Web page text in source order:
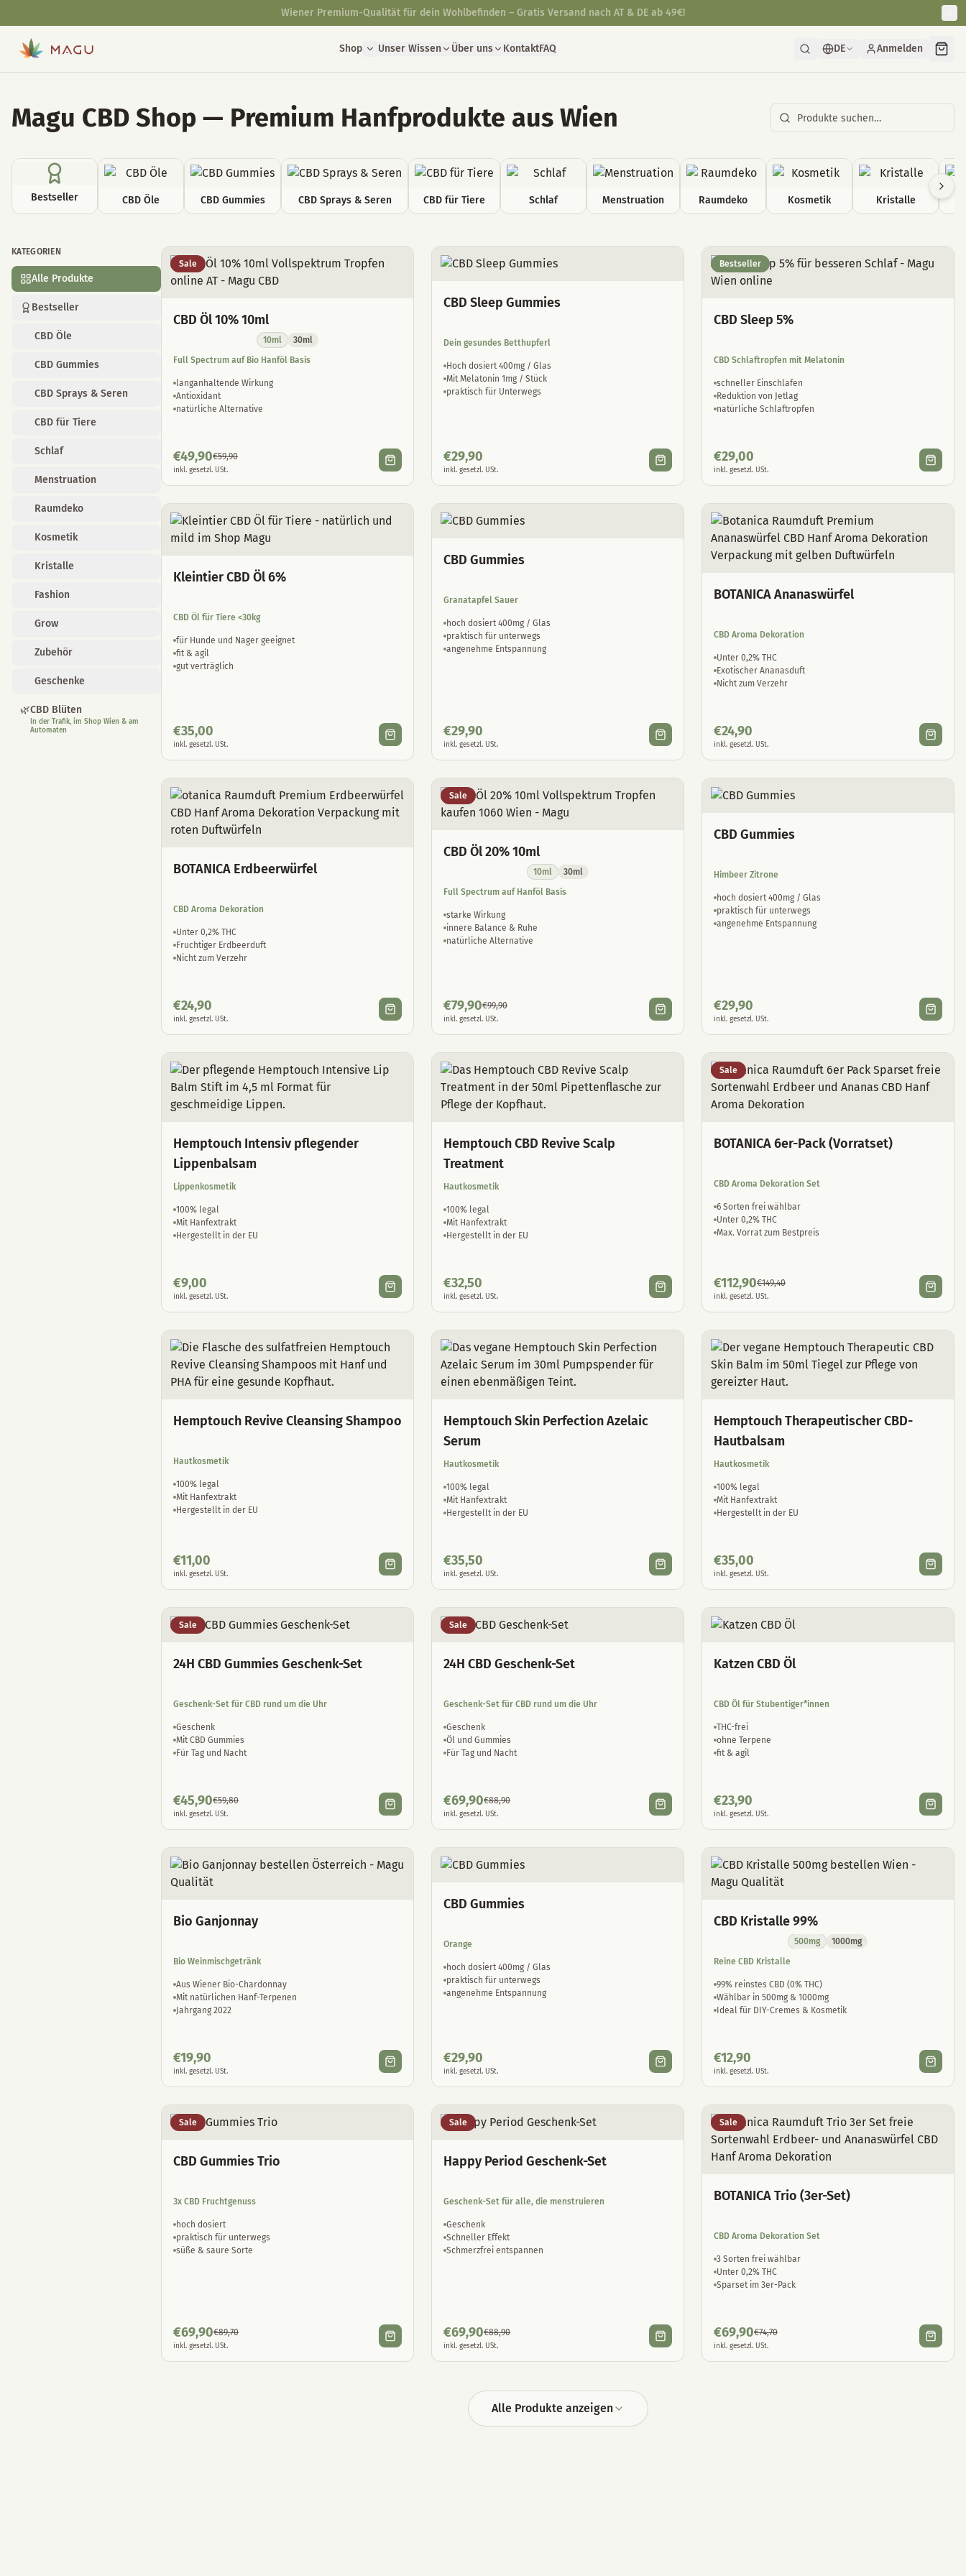
Shop Unser Wissen Über uns KontaktFAQ DE Anmelden
Magu CBD Shop — Premium Hanfprodukte aus Wien
Bestseller CBD Öle CBD Gummies CBD Sprays & Seren CBD für Tiere Schlaf Menstruation Raumdeko Kosmetik Kristalle
KATEGORIEN
Alle Produkte
Bestseller
CBD Öle
CBD Gummies
CBD Sprays & Seren
CBD für Tiere
Schlaf
Menstruation
Raumdeko
Kosmetik
Kristalle
Fashion
Grow
Zubehör
Geschenke
🌿CBD Blüten
In der Trafik, im Shop Wien & am
Automaten
Alle Produkte
Sale
CBD Öl 10% 10ml
10ml
30ml
Full Spectrum auf Bio Hanföl Basis
langanhaltende Wirkung
Antioxidant
natürliche Alternative
€49,90€59,90
inkl. gesetzl. USt.
CBD Sleep Gummies
Dein gesundes Betthupferl
Hoch dosiert 400mg / Glas
Mit Melatonin 1mg / Stück
praktisch für Unterwegs
€29,90
inkl. gesetzl. USt.
Bestseller
CBD Sleep 5%
CBD Schlaftropfen mit Melatonin
schneller Einschlafen
Reduktion von Jetlag
natürliche Schlaftropfen
€29,00
inkl. gesetzl. USt.
Kleintier CBD Öl 6%
CBD Öl für Tiere <30kg
für Hunde und Nager geeignet
fit & agil
gut verträglich
€35,00
inkl. gesetzl. USt.
CBD Gummies
Granatapfel Sauer
hoch dosiert 400mg / Glas
praktisch für unterwegs
angenehme Entspannung
€29,90
inkl. gesetzl. USt.
BOTANICA Ananaswürfel
CBD Aroma Dekoration
Unter 0,2% THC
Exotischer Ananasduft
Nicht zum Verzehr
€24,90
inkl. gesetzl. USt.
BOTANICA Erdbeerwürfel
CBD Aroma Dekoration
Unter 0,2% THC
Fruchtiger Erdbeerduft
Nicht zum Verzehr
€24,90
inkl. gesetzl. USt.
Sale
CBD Öl 20% 10ml
10ml
30ml
Full Spectrum auf Hanföl Basis
starke Wirkung
innere Balance & Ruhe
natürliche Alternative
€79,90€99,90
inkl. gesetzl. USt.
CBD Gummies
Himbeer Zitrone
hoch dosiert 400mg / Glas
praktisch für unterwegs
angenehme Entspannung
€29,90
inkl. gesetzl. USt.
Hemptouch Intensiv pflegender
Lippenbalsam
Lippenkosmetik
100% legal
Mit Hanfextrakt
Hergestellt in der EU
€9,00
inkl. gesetzl. USt.
Hemptouch CBD Revive Scalp
Treatment
Hautkosmetik
100% legal
Mit Hanfextrakt
Hergestellt in der EU
€32,50
inkl. gesetzl. USt.
Sale
BOTANICA 6er-Pack (Vorratset)
CBD Aroma Dekoration Set
6 Sorten frei wählbar
Unter 0,2% THC
Max. Vorrat zum Bestpreis
€112,90€149,40
inkl. gesetzl. USt.
Hemptouch Revive Cleansing Shampoo
Hautkosmetik
100% legal
Mit Hanfextrakt
Hergestellt in der EU
€11,00
inkl. gesetzl. USt.
Hemptouch Skin Perfection Azelaic
Serum
Hautkosmetik
100% legal
Mit Hanfextrakt
Hergestellt in der EU
€35,50
inkl. gesetzl. USt.
Hemptouch Therapeutischer CBD-
Hautbalsam
Hautkosmetik
100% legal
Mit Hanfextrakt
Hergestellt in der EU
€35,00
inkl. gesetzl. USt.
Sale
24H CBD Gummies Geschenk-Set
Geschenk-Set für CBD rund um die Uhr
Geschenk
Mit CBD Gummies
Für Tag und Nacht
€45,90€59,80
inkl. gesetzl. USt.
Sale
24H CBD Geschenk-Set
Geschenk-Set für CBD rund um die Uhr
Geschenk
Öl und Gummies
Für Tag und Nacht
€69,90€88,90
inkl. gesetzl. USt.
Katzen CBD Öl
CBD Öl für Stubentiger*innen
THC-frei
ohne Terpene
fit & agil
€23,90
inkl. gesetzl. USt.
Bio Ganjonnay
Bio Weinmischgetränk
Aus Wiener Bio-Chardonnay
Mit natürlichen Hanf-Terpenen
Jahrgang 2022
€19,90
inkl. gesetzl. USt.
CBD Gummies
Orange
hoch dosiert 400mg / Glas
praktisch für unterwegs
angenehme Entspannung
€29,90
inkl. gesetzl. USt.
CBD Kristalle 99%
500mg
1000mg
Reine CBD Kristalle
99% reinstes CBD (0% THC)
Wählbar in 500mg & 1000mg
Ideal für DIY-Cremes & Kosmetik
€12,90
inkl. gesetzl. USt.
Sale
CBD Gummies Trio
3x CBD Fruchtgenuss
hoch dosiert
praktisch für unterwegs
süße & saure Sorte
€69,90€89,70
inkl. gesetzl. USt.
Sale
Happy Period Geschenk-Set
Geschenk-Set für alle, die menstruieren
Geschenk
Schneller Effekt
Schmerzfrei entspannen
€69,90€88,90
inkl. gesetzl. USt.
Sale
BOTANICA Trio (3er-Set)
CBD Aroma Dekoration Set
3 Sorten frei wählbar
Unter 0,2% THC
Sparset im 3er-Pack
€69,90€74,70
inkl. gesetzl. USt.
Alle Produkte anzeigen
Schnelle & diskrete Lieferung direkt aus unserer Manufaktur in Wien.